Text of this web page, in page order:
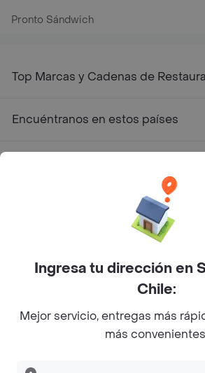
Pronto Sándwich
Top Marcas y Cadenas de
Encuéntranos en estos países
Google play
Pide tu comida favorita cerca de ti
Categorías
Ingresa tu dirección en
Chile:
Mejor servicio, entregas más
más